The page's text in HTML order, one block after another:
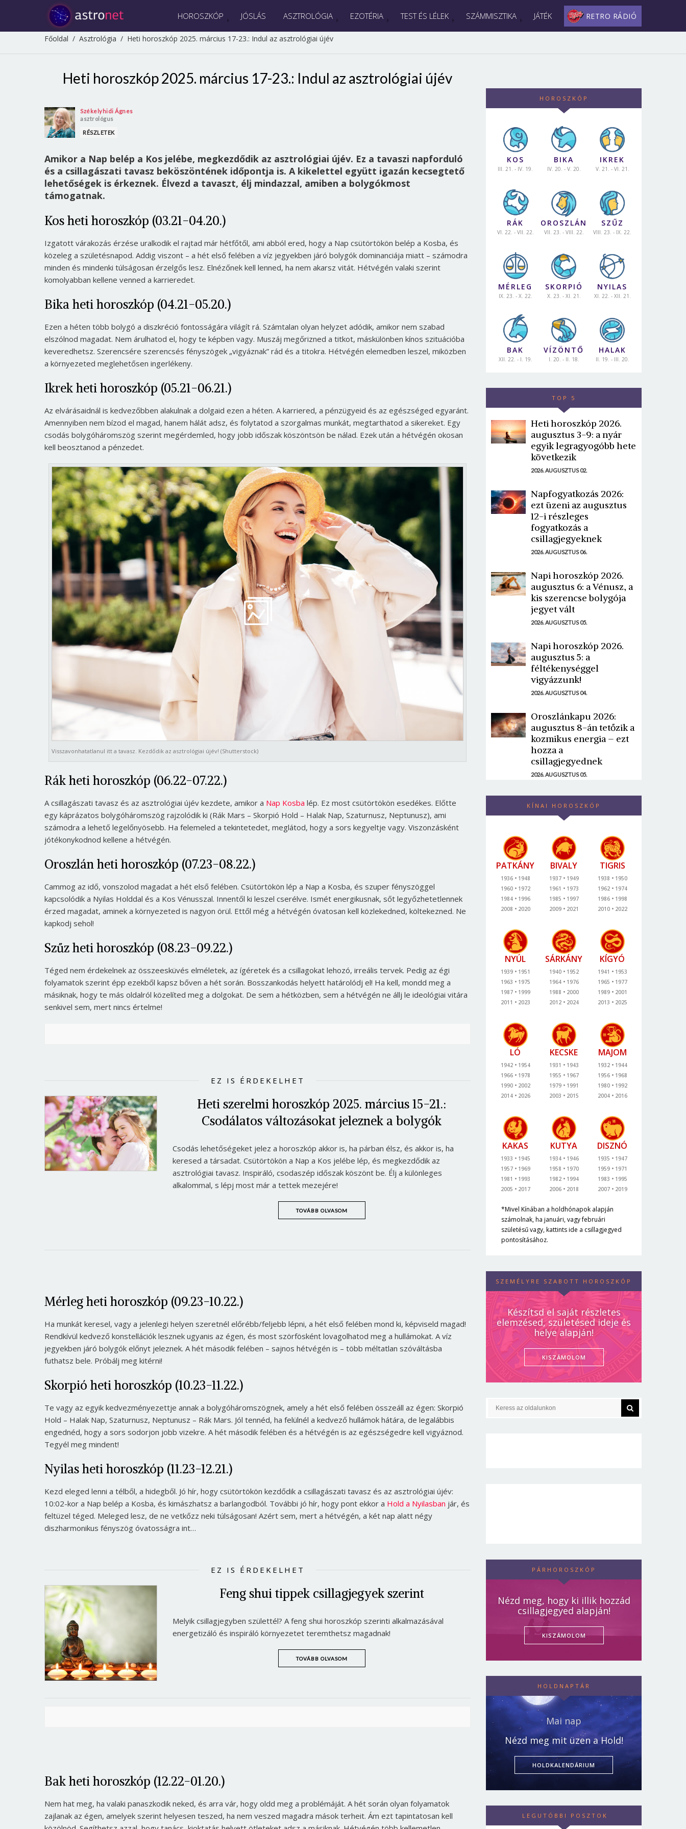
HOROSZKÓP JÓSLÁS ASZTROLÓGIA EZOTÉRIA TEST ÉS LÉLEK SZÁMMISZTIKA JÁTÉK RETRO RÁDIÓ
Főoldal / Asztrológia / Heti horoszkóp 2025. március 17-23.: Indul az asztrológiai újév
Heti horoszkóp 2025. március 17-23.: Indul az asztrológiai újév
Székelyhidi Ágnes
asztrológus
RÉSZLETEK
Amikor a Nap belép a Kos jelébe, megkezdődik az asztrológiai újév. Ez a tavaszi napforduló
és a csillagászati tavasz beköszöntének időpontja is. A kikelettel együtt igazán kecsegtető
lehetőségek is érkeznek. Élvezd a tavaszt, élj mindazzal, amiben a bolygókmost
támogatnak.
Kos heti horoszkóp (03.21-04.20.)
Izgatott várakozás érzése uralkodik el rajtad már hétfőtől, ami abból ered, hogy a Nap csütörtökön belép a Kosba, és
közeleg a születésnapod. Addig viszont – a hét első felében a víz jegyekben járó bolygók dominanciája miatt – számodra
minden és mindenki túlságosan érzelgős lesz. Elnézőnek kell lenned, ha nem akarsz vitát. Hétvégén valaki szerint
komolyabban kellene venned a karrieredet.
Bika heti horoszkóp (04.21-05.20.)
Ezen a héten több bolygó a diszkréció fontosságára világít rá. Számtalan olyan helyzet adódik, amikor nem szabad
elszólnod magadat. Nem árulhatod el, hogy te képben vagy. Muszáj megőrizned a titkot, máskülönben kínos szituációba
keveredhetsz. Szerencsére szerencsés fényszögek „vigyáznak” rád és a titokra. Hétvégén elemedben leszel, miközben
a környezeted meglehetősen ingerlékeny.
Ikrek heti horoszkóp (05.21-06.21.)
Az elvárásaidnál is kedvezőbben alakulnak a dolgaid ezen a héten. A karriered, a pénzügyeid és az egészséged egyaránt.
Amennyiben nem bízod el magad, hanem hálát adsz, és folytatod a szorgalmas munkát, megtarthatod a sikereket. Egy
csodás bolygóháromszög szerint megérdemled, hogy jobb időszak köszöntsön be nálad. Ezek után a hétvégén okosan
kell beosztanod a pénzedet.
Visszavonhatatlanul itt a tavasz. Kezdődik az asztrológiai újév! (Shutterstock)
Rák heti horoszkóp (06.22-07.22.)
A csillagászati tavasz és az asztrológiai újév kezdete, amikor a Nap Kosba lép. Ez most csütörtökön esedékes. Előtte
egy káprázatos bolygóháromszög rajzolódik ki (Rák Mars – Skorpió Hold – Halak Nap, Szaturnusz, Neptunusz), ami
számodra a lehető legelőnyösebb. Ha felemeled a tekintetedet, meglátod, hogy a sors kegyeltje vagy. Viszonzásként
jótékonykodnod kellene a hétvégén.
Oroszlán heti horoszkóp (07.23-08.22.)
Cammog az idő, vonszolod magadat a hét első felében. Csütörtökön lép a Nap a Kosba, és szuper fényszöggel
kapcsolódik a Nyilas Holddal és a Kos Vénusszal. Innentől ki leszel cserélve. Ismét energikusnak, sőt legyőzhetetlennek
érzed magadat, aminek a környezeted is nagyon örül. Ettől még a hétvégén óvatosan kell közlekedned, költekezned. Ne
kapkodj sehol!
Szűz heti horoszkóp (08.23-09.22.)
Téged nem érdekelnek az összeesküvés elméletek, az ígéretek és a csillagokat lehozó, irreális tervek. Pedig az égi
folyamatok szerint épp ezekből kapsz bőven a hét során. Bosszankodás helyett határolódj el! Ha kell, mondd meg a
másiknak, hogy te más oldalról közelíted meg a dolgokat. De sem a hétközben, sem a hétvégén ne állj le ideológiai vitára
senkivel sem, mert nincs értelme!
EZ IS ÉRDEKELHET
Heti szerelmi horoszkóp 2025. március 15-21.:
Csodálatos változásokat jeleznek a bolygók
Csodás lehetőségeket jelez a horoszkóp akkor is, ha párban élsz, és akkor is, ha
keresed a társadat. Csütörtökön a Nap a Kos jelébe lép, és megkezdődik az
asztrológiai tavasz. Inspiráló, csodaszép időszak köszönt be. Élj a különleges
alkalommal, s lépj most már a tettek mezejére!
TOVÁBB OLVASOM
Mérleg heti horoszkóp (09.23-10.22.)
Ha munkát keresel, vagy a jelenlegi helyen szeretnél előrébb/feljebb lépni, a hét első felében mond ki, képviseld magad!
Rendkívül kedvező konstellációk lesznek ugyanis az égen, és most szörfösként lovagolhatod meg a hullámokat. A víz
jegyekben járó bolygók előnyt jeleznek. A hét második felében – sajnos hétvégén is – több méltatlan szóváltásba
futhatsz bele. Próbálj meg kitérni!
Skorpió heti horoszkóp (10.23-11.22.)
Te vagy az egyik kedvezményezettje annak a bolygóháromszögnek, amely a hét első felében összeáll az égen: Skorpió
Hold – Halak Nap, Szaturnusz, Neptunusz – Rák Mars. Jól tennéd, ha felülnél a kedvező hullámok hátára, de legalábbis
engednéd, hogy a sors sodorjon jobb vizekre. A hét második felében és a hétvégén is az egészségedre kell vigyáznod.
Tegyél meg mindent!
Nyilas heti horoszkóp (11.23-12.21.)
Kezd eleged lenni a télből, a hidegből. Jó hír, hogy csütörtökön kezdődik a csillagászati tavasz és az asztrológiai újév:
10:02-kor a Nap belép a Kosba, és kimászhatsz a barlangodból. További jó hír, hogy pont ekkor a Hold a Nyilasban jár, és
feltüzel téged. Meleged lesz, de ne vetkőzz neki túlságosan! Azért sem, mert a hétvégén, a két nap alatt négy
diszharmonikus fényszög óvatosságra int…
EZ IS ÉRDEKELHET
Feng shui tippek csillagjegyek szerint
Melyik csillagjegyben születtél? A feng shui horoszkóp szerinti alkalmazásával
energetizáló és inspiráló környezetet teremthetsz magadnak!
TOVÁBB OLVASOM
Bak heti horoszkóp (12.22-01.20.)
Nem hat meg, ha valaki panaszkodik neked, és arra vár, hogy oldd meg a problémáját. A hét során olyan folyamatok
zajlanak az égen, amelyek szerint helyesen teszed, ha nem veszed magadra mások terheit. Ám ezt tapintatosan kell
HOROSZKÓP
KOS
III. 21. - IV. 19.
BIKA
IV. 20. - V. 20.
IKREK
V. 21. - VI. 21.
RÁK
VI. 22. - VII. 22.
OROSZLÁN
VII. 23. - VIII. 22.
SZŰZ
VIII. 23. - IX. 22.
MÉRLEG
IX. 23. - X. 22.
SKORPIÓ
X. 23. - XI. 21.
NYILAS
XI. 22. - XII. 21.
BAK
XII. 22. - I. 19.
VÍZÖNTŐ
I. 20. - II. 18.
HALAK
II. 19. - III. 20.
TOP 5
Heti horoszkóp 2026.
augusztus 3-9: a nyár
egyik legragyogóbb hete
következik
2026. AUGUSZTUS 02.
Napfogyatkozás 2026:
ezt üzeni az augusztus
12-i részleges
fogyatkozás a
csillagjegyeknek
2026. AUGUSZTUS 06.
Napi horoszkóp 2026.
augusztus 6: a Vénusz, a
kis szerencse bolygója
jegyet vált
2026. AUGUSZTUS 05.
Napi horoszkóp 2026.
augusztus 5: a
féltékenységgel
vigyázzunk!
2026. AUGUSZTUS 04.
Oroszlánkapu 2026:
augusztus 8-án tetőzik a
kozmikus energia – ezt
hozza a
csillagjegyednek
2026. AUGUSZTUS 05.
KÍNAI HOROSZKÓP
PATKÁNY
1936
1948
1960
1972
1984
1996
2008
2020
BIVALY
1937
1949
1961
1973
1985
1997
2009
2021
TIGRIS
1938
1950
1962
1974
1986
1998
2010
2022
NYÚL
1939
1951
1963
1975
1987
1999
2011
2023
SÁRKÁNY
1940
1952
1964
1976
1988
2000
2012
2024
KÍGYÓ
1941
1953
1965
1977
1989
2001
2013
2025
LÓ
1942
1954
1966
1978
1990
2002
2014
2026
KECSKE
1931
1943
1955
1967
1979
1991
2003
2015
MAJOM
1932
1944
1956
1968
1980
1992
2004
2016
KAKAS
1933
1945
1957
1969
1981
1993
2005
2017
KUTYA
1934
1946
1958
1970
1982
1994
2006
2018
DISZNÓ
1935
1947
1959
1971
1983
1995
2007
2019
*Mivel Kínában a holdhónapok alapján
számolnak, ha januári, vagy februári
születésű vagy, kattints ide a csillagjegyed
pontosításához.
SZEMÉLYRE SZABOTT HOROSZKÓP
Készítsd el saját részletes
elemzésed, születésed ideje és
helye alapján!
KISZÁMOLOM
PÁRHOROSZKÓP
Nézd meg, hogy ki illik hozzád
csillagjegyed alapján!
KISZÁMOLOM
HOLDNAPTÁR
Mai nap
Nézd meg mit üzen a Hold!
HOLDKALENDÁRIUM
LEGUTÓBBI POSZTOK
E-mail cím vagy felhasználónév
Jelszó